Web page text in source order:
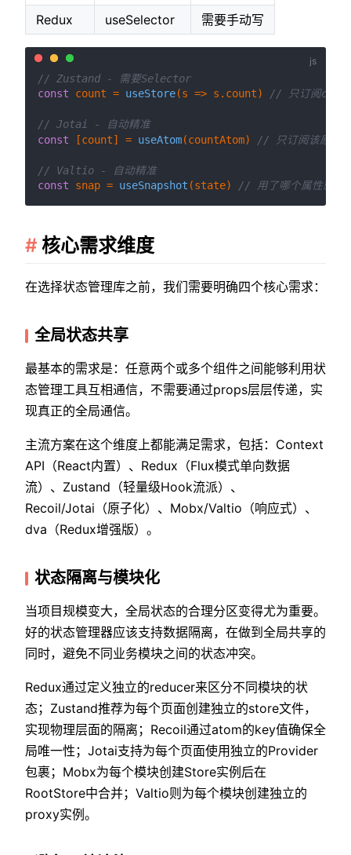
Redux
useSelector 需要手动写
// Zustand - 需要Selector
const count = useStore(s => s. count) // 只订阅
// Jotai - 自动精准
const [count] = useAtom(countAtom) // 只订阅该原子
// Valtio - 自动精准
const snap = useSnapshot (state) // 用了哪个属性就订
核心需求维度
在选择状态管理库之前，我们需要明确四个核心需求：
全局状态共享
最基本的需求是：任意两个或多个组件之间能够利用状
态管理工具互相通信，不需要通过props层层传递，实
现真正的全局通信。
主流方案在这个维度上都能满足需求，包括：Context
API（React内置）、Redux（Flux模式单向数据
流）、Zustand（轻量级Hook流派）、
Recoil/Jotai（原子化）、Mobx/Valtio（响应式）、
dva（Redux增强版）。
状态隔离与模块化
当项目规模变大，全局状态的合理分区变得尤为重要。
好的状态管理器应该支持数据隔离，在做到全局共享的
同时，避免不同业务模块之间的状态冲突。
Redux通过定义独立的reducer来区分不同模块的状
态；Zustand推荐为每个页面创建独立的store文件，
实现物理层面的隔离；Recoil通过atom的key值确保全
局唯一性；Jotai支持为每个页面使用独立的Provider
包裹；Mobx为每个模块创建Store实例后在
RootStore中合并；Valtio则为每个模块创建独立的
proxy实例。